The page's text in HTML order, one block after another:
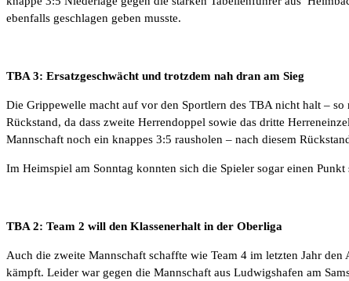
ebenfalls geschlagen geben musste.
TBA 3: Ersatzgeschwächt und trotzdem nah dran am Sieg
Die Grippewelle macht auf vor den Sportlern des TBA nicht halt –
Rückstand, da dass zweite Herrendoppel sowie das dritte
Mannschaft noch ein knappes 3:5 rausholen – nach diesem
Im Heimspiel am Sonntag konnten sich die Spieler sogar einen
TBA 2: Team 2 will den Klassenerhalt in der Oberliga
Auch die zweite Mannschaft schaffte wie Team 4 im letzten Jahr
kämpft. Leider war gegen die Mannschaft aus Ludwigshafen am